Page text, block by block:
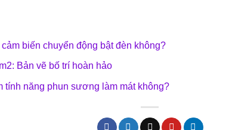
biến chuyển động bật đèn không?
Bản vẽ bố trí hoàn hảo
năng phun sương làm mát không?